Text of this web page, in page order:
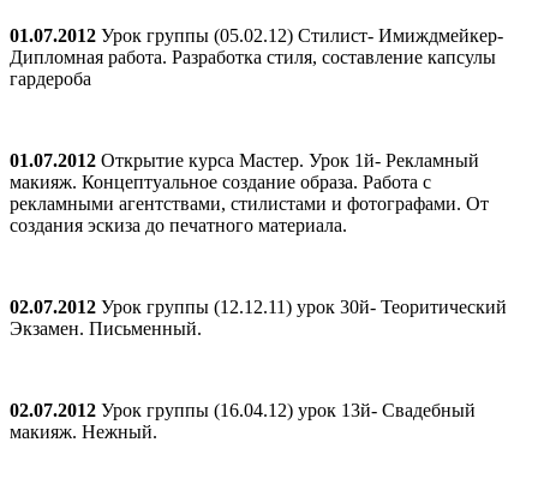
01.07.2012 Урок группы (05.02.12) Стилист- Имиждмейкер-
Дипломная работа. Разработка стиля, составление капсулы
гардероба
01.07.2012 Открытие курса Мастер. Урок 1й- Рекламный
макияж. Концептуальное создание образа. Работа с
рекламными агентствами, стилистами и фотографами. От
создания эскиза до печатного материала.
02.07.2012 Урок группы (12.12.11) урок 30й- Теоритический
Экзамен. Письменный.
02.07.2012 Урок группы (16.04.12) урок 13й- Свадебный
макияж. Нежный.